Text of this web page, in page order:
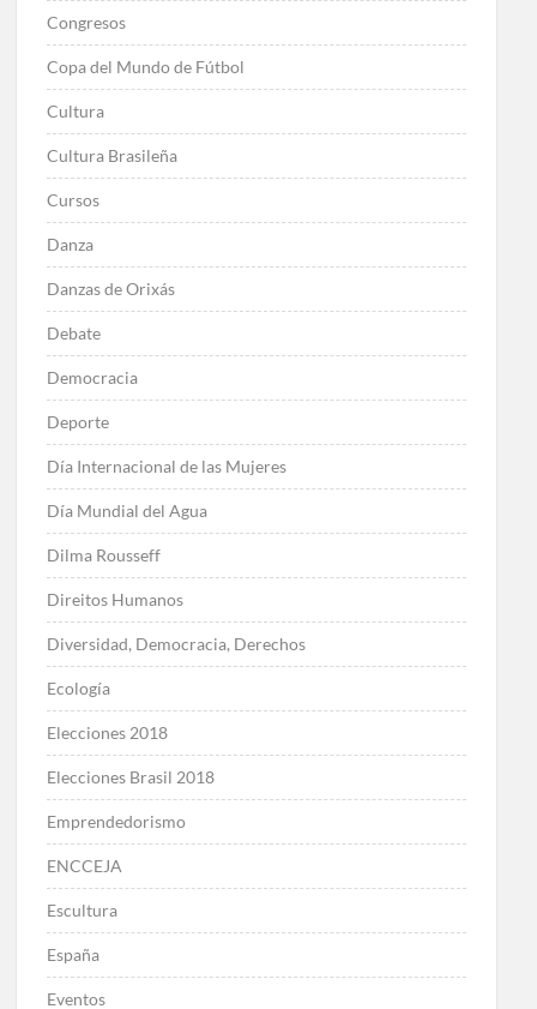
Congresos
Copa del Mundo de Fútbol
Cultura
Cultura Brasileña
Cursos
Danza
Danzas de Orixás
Debate
Democracia
Deporte
Día Internacional de las Mujeres
Día Mundial del Agua
Dilma Rousseff
Direitos Humanos
Diversidad, Democracia, Derechos
Ecología
Elecciones 2018
Elecciones Brasil 2018
Emprendedorismo
ENCCEJA
Escultura
España
Eventos